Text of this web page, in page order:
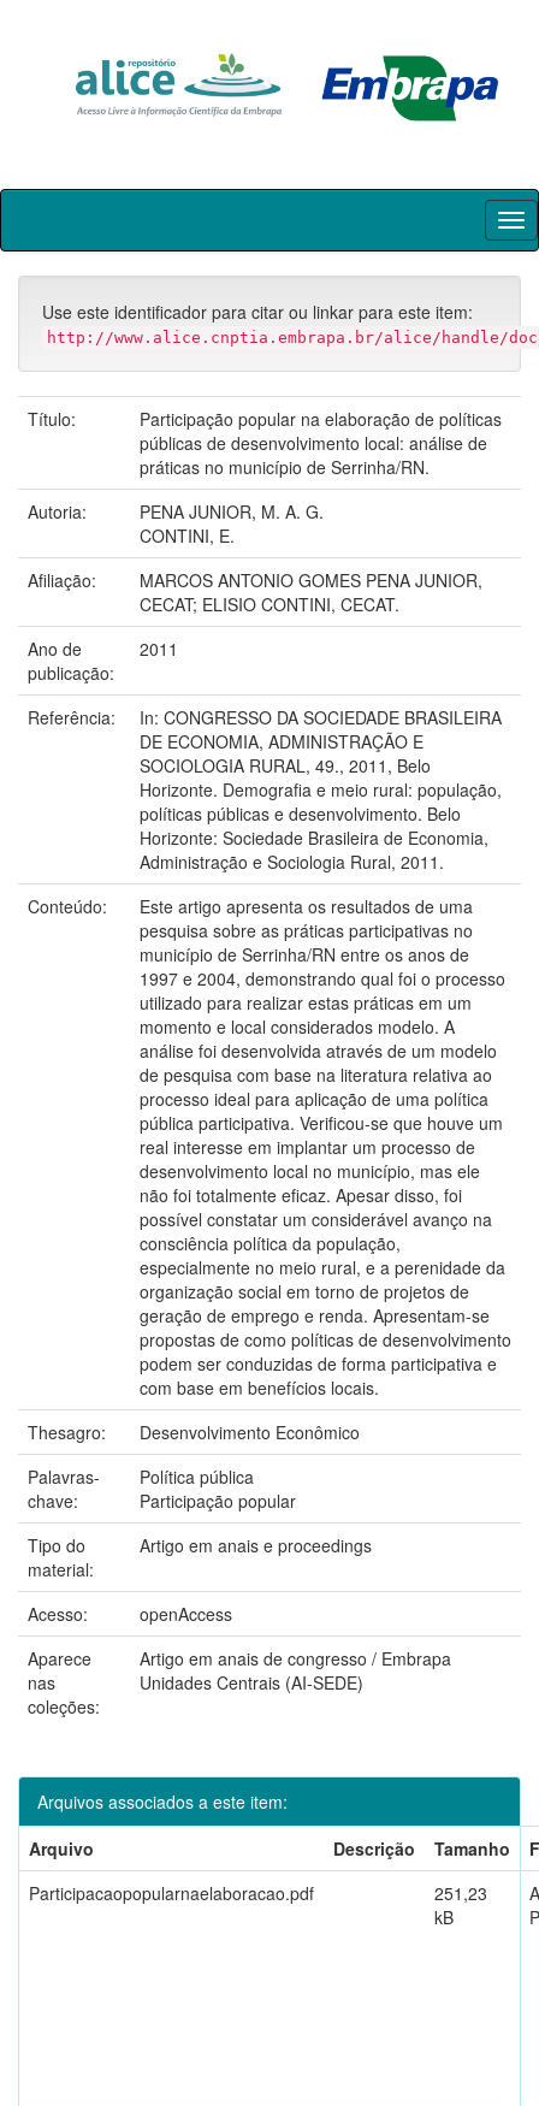
Skip
Use este identificador para citar ou linkar para este item:
http://www.alice.cnptia.embrapa.br/alice/handle/
Título:
Participação popular na elaboração de políticas
públicas de desenvolvimento local: análise de
práticas no município de Serrinha/RN.
Autoria:
PENA JUNIOR, M. A. G.
CONTINI, E.
Afiliação:
MARCOS ANTONIO GOMES PENA JUNIOR,
CECAT; ELISIO CONTINI, CECAT.
Ano de
publicação:
2011
Referência:
In: CONGRESSO DA SOCIEDADE BRASILEIRA
DE ECONOMIA, ADMINISTRAÇÃO E
SOCIOLOGIA RURAL, 49., 2011, Belo
Horizonte. Demografia e meio rural: população,
políticas públicas e desenvolvimento. Belo
Horizonte: Sociedade Brasileira de Economia,
Administração e Sociologia Rural, 2011.
Conteúdo:
Este artigo apresenta os resultados de uma
pesquisa sobre as práticas participativas no
município de Serrinha/RN entre os anos de
1997 e 2004, demonstrando qual foi o processo
utilizado para realizar estas práticas em um
momento e local considerados modelo. A
análise foi desenvolvida através de um modelo
de pesquisa com base na literatura relativa ao
processo ideal para aplicação de uma política
pública participativa. Verificou-se que houve um
real interesse em implantar um processo de
desenvolvimento local no município, mas ele
não foi totalmente eficaz. Apesar disso, foi
possível constatar um considerável avanço na
consciência política da população,
especialmente no meio rural, e a perenidade da
organização social em torno de projetos de
geração de emprego e renda. Apresentam-se
propostas de como políticas de desenvolvimento
podem ser conduzidas de forma participativa e
com base em benefícios locais.
Thesagro:
Desenvolvimento Econômico
Palavras-
chave:
Política pública
Participação popular
Tipo do
material:
Artigo em anais e proceedings
Acesso:
openAccess
Aparece
nas
coleções:
Artigo em anais de congresso / Embrapa
Unidades Centrais (AI-SEDE)
Arquivos associados a este item:
Arquivo
Descrição Tamanho
Participacaopopularnaelaboracao.pdf
251,23
kB